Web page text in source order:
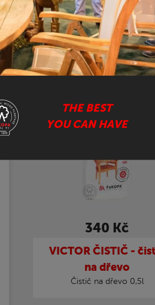
THE BEST
YOU CAN HAVE
Nejprodávanější Od
340 Kč
VICTOR ČISTIČ -
na dřevo
Čistič na dřevo 0,5l